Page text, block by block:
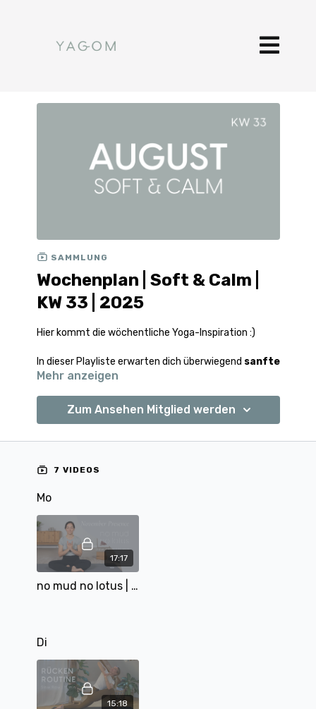
SAMMLUNG
Wochenplan | Soft & Calm |
KW 33 | 2025
Hier kommt die wöchentliche Yoga-Inspiration :)
In dieser Playliste erwarten dich überwiegend sanfte
Einheiten, um zur Ruhe zu kommen sowie die ein
bleiben :)
Mehr anzeigen
Zum Ansehen Mitglied werden
7 VIDEOS
Mo
17:17
no mud no lotus | Presence Tag 8 | 17 min | mit Pia
Di
15:18